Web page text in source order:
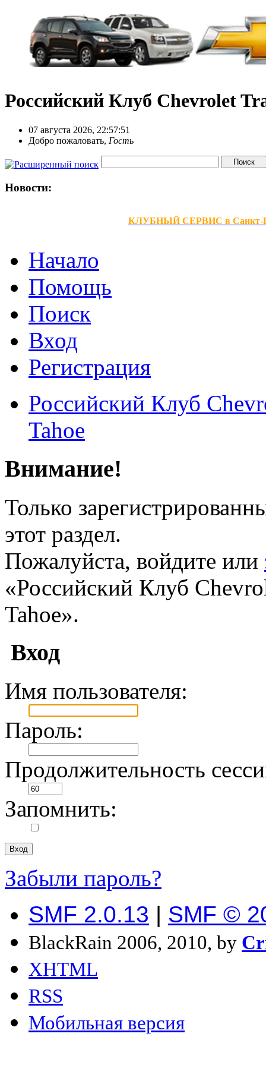
Российский Клуб Chevrolet
07 августа 2026, 22:57:51
Добро пожаловать, Гость
Новости:
КЛУБНЫЙ СЕРВИС в Санкт-
Начало
Помощь
Поиск
Вход
Регистрация
Российский Клуб
Tahoe
Внимание!
Только
этот раздел.
Пожалуйста, войдите или
«Российский Клуб
Tahoe».
Вход
Имя пользователя:
Пароль:
Продолжительность
Запомнить:
Забыли пароль?
SMF 2.0.13 | SMF ©
BlackRain 2006, 2010, by
XHTML
RSS
Мобильная версия